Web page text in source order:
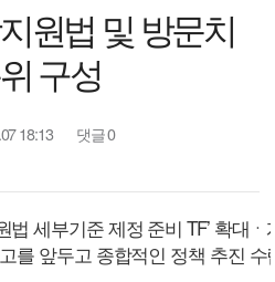
원법 및 방문치
구성
18:13 댓글 0
법 세부기준 제정 준비 TF’ 확대ㆍ
를 앞두고 종합적인 정책 추진 수